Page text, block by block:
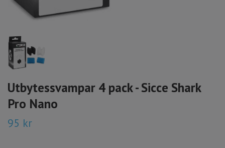
Utbytessvampar 4 pack - Sicce Shark
Pro Nano
95 kr